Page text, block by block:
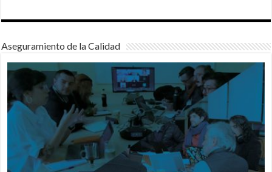
Aseguramiento de la Calidad